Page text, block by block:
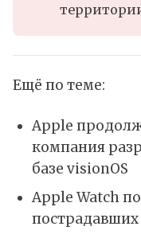
Ещё по теме:
Apple
компания
базе visionOS
Apple Watch